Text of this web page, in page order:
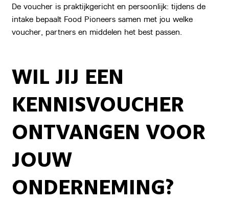
De voucher is praktijkgericht en persoonlijk: tijdens de
intake bepaalt Food Pioneers samen met jou welke
voucher, partners en middelen het best passen.
WIL JIJ EEN
KENNISVOUCHER
ONTVANGEN VOOR
JOUW
ONDERNEMING?